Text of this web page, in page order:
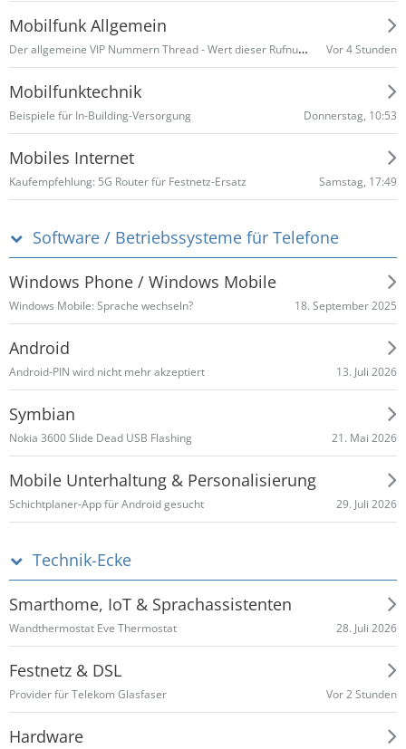
Mobilfunk Allgemein
Der allgemeine VIP Nummern Thread - Wert dieser Rufnummer? Vor 4 Stunden
Mobilfunktechnik
Beispiele für In-Building-Versorgung Donnerstag, 10:53
Mobiles Internet
Kaufempfehlung: 5G Router für Festnetz-Ersatz Samstag, 17:49
Software / Betriebssysteme für Telefone
Windows Phone / Windows Mobile
Windows Mobile: Sprache wechseln? 18. September 2025
Android
Android-PIN wird nicht mehr akzeptiert 13. Juli 2026
Symbian
Nokia 3600 Slide Dead USB Flashing 21. Mai 2026
Mobile Unterhaltung & Personalisierung
Schichtplaner-App für Android gesucht 29. Juli 2026
Technik-Ecke
Smarthome, IoT & Sprachassistenten
Wandthermostat Eve Thermostat 28. Juli 2026
Festnetz & DSL
Provider für Telekom Glasfaser Vor 2 Stunden
Hardware